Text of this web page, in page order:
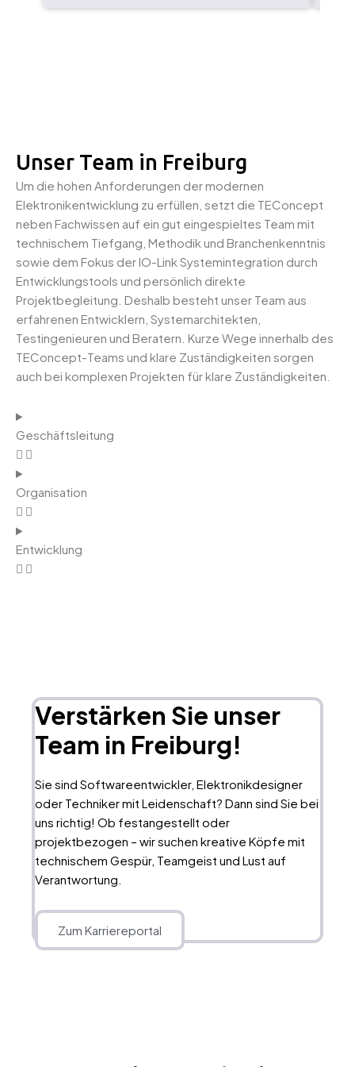
Unser Team in Freiburg
Um die hohen Anforderungen der modernen
Elektronikentwicklung zu erfüllen, setzt die TEConcept
neben Fachwissen auf ein gut eingespieltes Team mit
technischem Tiefgang, Methodik und Branchenkenntnis
sowie dem Fokus der IO-Link Systemintegration durch
Entwicklungstools und persönlich direkte
Projektbegleitung. Deshalb besteht unser Team aus
erfahrenen Entwicklern, Systemarchitekten,
Testingenieuren und Beratern. Kurze Wege innerhalb des
TEConcept-Teams und klare Zuständigkeiten sorgen
auch bei komplexen Projekten für klare Zuständigkeiten.
Geschäftsleitung
Organisation
Entwicklung
Verstärken Sie unser
Team in Freiburg!
Sie sind Softwareentwickler, Elektronikdesigner
oder Techniker mit Leidenschaft? Dann sind Sie bei
uns richtig! Ob festangestellt oder
projektbezogen – wir suchen kreative Köpfe mit
technischem Gespür, Teamgeist und Lust auf
Verantwortung.
Zum Karriereportal